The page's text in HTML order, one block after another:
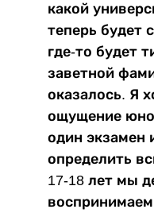
какой
теперь будет
где-то будет
заветной
оказалось. Я
ощущение
один экзамен
определить
17-18 лет мы